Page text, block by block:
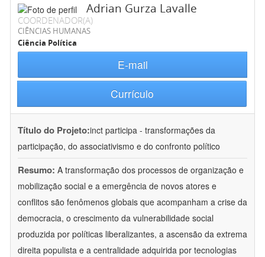
Adrian Gurza Lavalle
COORDENADOR(A)
CIÊNCIAS HUMANAS
Ciência Política
E-mail
Currículo
Título do Projeto:inct participa - transformações da
participação, do associativismo e do confronto político
Resumo: A transformação dos processos de organização e
mobilização social e a emergência de novos atores e
conflitos são fenômenos globais que acompanham a crise da
democracia, o crescimento da vulnerabilidade social
produzida por políticas liberalizantes, a ascensão da extrema
direita populista e a centralidade adquirida por tecnologias